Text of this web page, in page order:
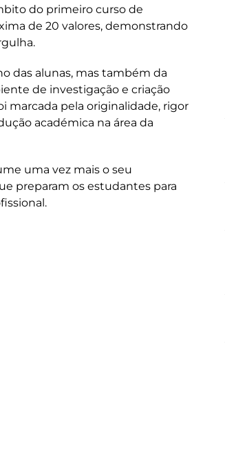
do primeiro curso de
de 20 valores, demonstrando
das alunas, mas também da
de investigação e criação
marcada pela originalidade, rigor
académica na área da
uma vez mais o seu
preparam os estudantes para